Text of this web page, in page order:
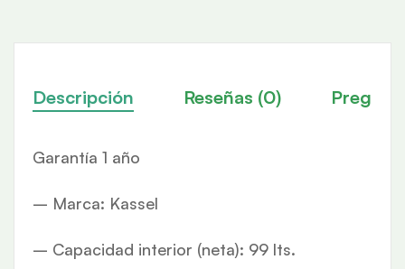
Descripción Reseñas (0)
Garantía 1 año
– Marca: Kassel
– Capacidad interior (neta): 99 lts.